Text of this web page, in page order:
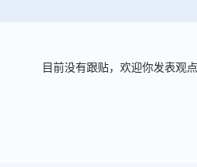
目前没有跟贴，欢迎你发表观点